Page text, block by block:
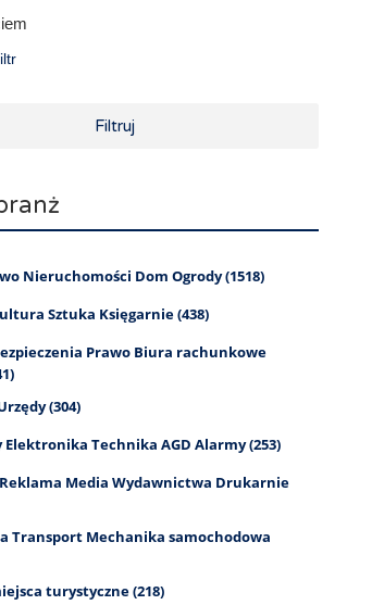
Filtruj
Nieruchomości Dom Ogrody (1518)
Sztuka Księgarnie (438)
Prawo Biura rachunkowe
(304)
Technika AGD Alarmy (253)
Media Wydawnictwa Drukarnie
Transport Mechanika samochodowa
turystyczne (218)